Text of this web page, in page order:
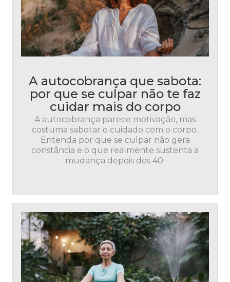
A autocobrança que sabota:
por que se culpar não te faz
cuidar mais do corpo
A autocobrança parece motivação, mas
costuma sabotar o cuidado com o corpo.
Entenda por que se culpar não gera
constância e o que realmente sustenta a
mudança depois dos 40.